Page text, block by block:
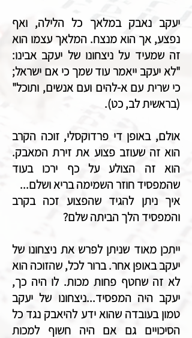
יעקב נאבק במלאך כל הלילה, ואף
נפצע, אך הוא מנצח. המלאך עצמו הוא
זה שמעיד על ניצחונו של יעקב אבינו:
"לא יעקב ייאמר עוד שמך כי אם ישראל;
כי שרית עם א-להים ועם אנשים, ותוכל"
(בראשית לב, כט).
אולם, באופן די פרדוקסלי, זוכה הקרב
הוא זה שעוזב פצוע את זירת המאבק.
הוא זה הצולע על כף ירכו בעוד
שהמפסיד חוזר השמימה בריא ושלם...
איך ניתן להגיד שהפצוע זכה בקרב
והמפסיד הלך הביתה שלם?
ייתכן מאוד שניתן לפרש את ניצחונו של
יעקב באופן אחר. ברור לכל, שהזוכה הוא
לא זה שחטף פחות מכות. לו היה כך,
יעקב היה המפסיד...ניצחונו של יעקב
טמון בעובדה שהוא ידע להיאבק נגד כל
הסיכויים גם אם היה חשוף למכות